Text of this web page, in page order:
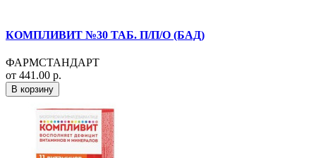
КОМПЛИВИТ №30 ТАБ. П/П/О (БАД)
ФАРМСТАНДАРТ
от 441.00 р.
В корзину